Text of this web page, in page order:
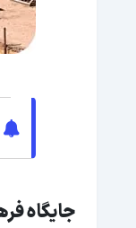
جایگاه